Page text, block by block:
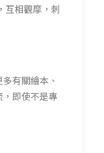
互相觀摩，刺
有關繪本、
即使不是專